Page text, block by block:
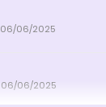
06/06/2025
06/06/2025